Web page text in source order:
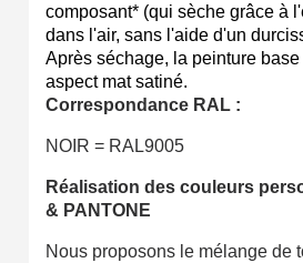
composant* (qui sèche grâce à
dans l'air, sans l'aide d'un
Après séchage, la peinture base
aspect mat satiné.
Correspondance RAL :
NOIR = RAL9005
Réalisation des couleurs
& PANTONE
Nous proposons le mélange de